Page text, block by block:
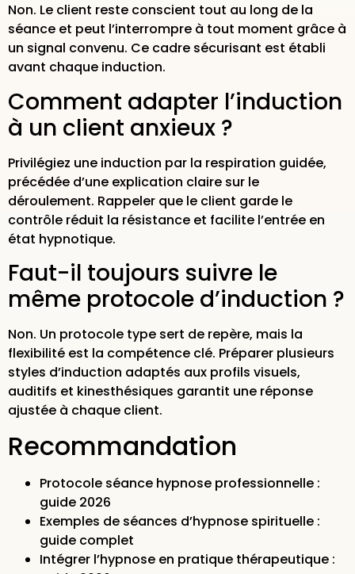
Non. Le client reste conscient tout au long de la
séance et peut l’interrompre à tout moment grâce à
un signal convenu. Ce cadre sécurisant est établi
avant chaque induction.
Comment adapter l’induction
à un client anxieux ?
Privilégiez une induction par la respiration guidée,
précédée d’une explication claire sur le
déroulement. Rappeler que le client garde le
contrôle réduit la résistance et facilite l’entrée en
état hypnotique.
Faut-il toujours suivre le
même protocole d’induction ?
Non. Un protocole type sert de repère, mais la
flexibilité est la compétence clé. Préparer plusieurs
styles d’induction adaptés aux profils visuels,
auditifs et kinesthésiques garantit une réponse
ajustée à chaque client.
Recommandation
Protocole séance hypnose professionnelle :
guide 2026
Exemples de séances d’hypnose spirituelle :
guide complet
Intégrer l’hypnose en pratique thérapeutique :